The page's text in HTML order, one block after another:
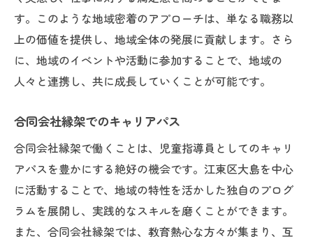
す。このような地域密着のアプローチは、単なる職務以
上の価値を提供し、地域全体の発展に貢献します。さら
に、地域のイベントや活動に参加することで、地域の
人々と連携し、共に成長していくことが可能です。
合同会社縁架でのキャリアパス
合同会社縁架で働くことは、児童指導員としてのキャリ
アパスを豊かにする絶好の機会です。江東区大島を中心
に活動することで、地域の特性を活かした独自のプログ
ラムを展開し、実践的なスキルを磨くことができます。
また、合同会社縁架では、教育熱心な方々が集まり、互